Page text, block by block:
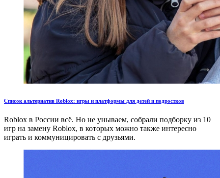
Список альтернатив Roblox: игры и платформы для детей и подростков
Roblox в России всё. Но не унываем, собрали подборку из 10
игр на замену Roblox, в которых можно также интересно
играть и коммуницировать с друзьями.